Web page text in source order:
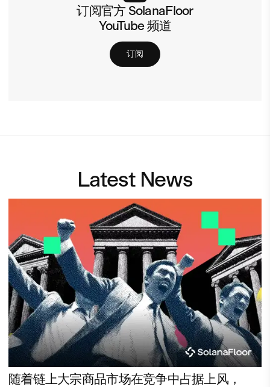
订阅官方 SolanaFloor
YouTube 频道
订阅
Latest News
随着链上大宗商品市场在竞争中占据上风，